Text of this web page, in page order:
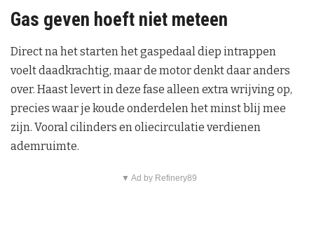
Gas geven hoeft niet meteen
Direct na het starten het gaspedaal diep intrappen
voelt daadkrachtig, maar de motor denkt daar anders
over. Haast levert in deze fase alleen extra wrijving op,
precies waar je koude onderdelen het minst blij mee
zijn. Vooral cilinders en oliecirculatie verdienen
ademruimte.
▼ Ad by Refinery89